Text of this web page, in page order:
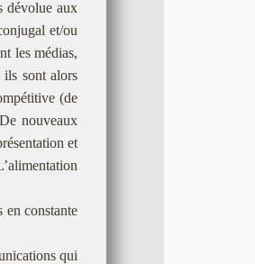
dévolue aux
et/ou
les médias,
ils sont alors
(de
nouveaux
et
en constante
qui